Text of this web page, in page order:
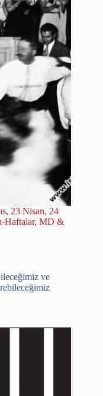
, 23 Nisan, 24
Haftalar, MD &
ve